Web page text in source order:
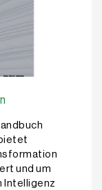
und um
Intelligenz